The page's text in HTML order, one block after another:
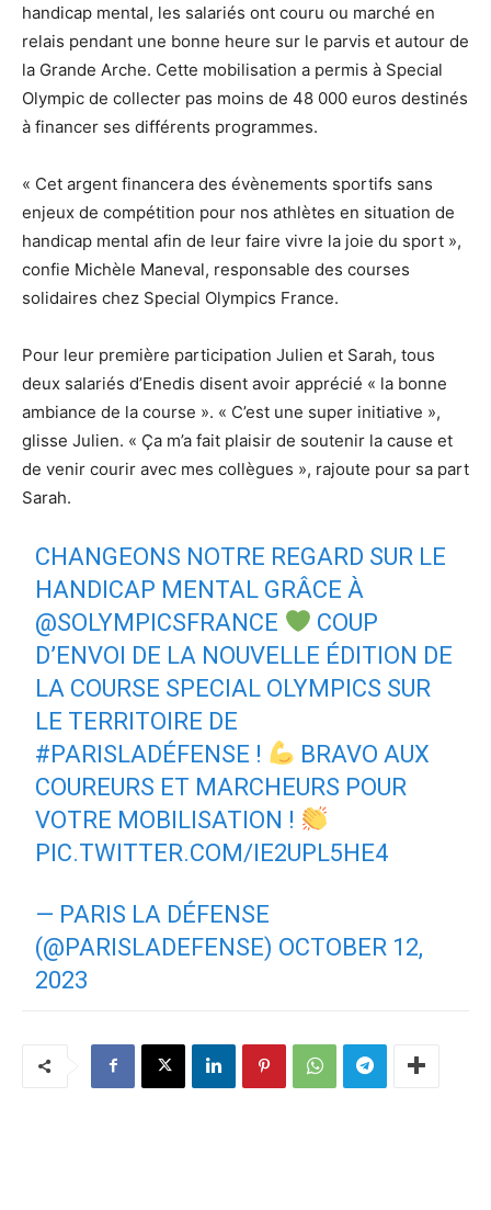
handicap mental, les salariés ont couru ou marché en
relais pendant une bonne heure sur le parvis et autour de
la Grande Arche. Cette mobilisation a permis à Special
Olympic de collecter pas moins de 48 000 euros destinés
à financer ses différents programmes.
« Cet argent financera des évènements sportifs sans
enjeux de compétition pour nos athlètes en situation de
handicap mental afin de leur faire vivre la joie du sport »,
confie Michèle Maneval, responsable des courses
solidaires chez Special Olympics France.
Pour leur première participation Julien et Sarah, tous
deux salariés d’Enedis disent avoir apprécié « la bonne
ambiance de la course ». « C’est une super initiative »,
glisse Julien. « Ça m’a fait plaisir de soutenir la cause et
de venir courir avec mes collègues », rajoute pour sa part
Sarah.
CHANGEONS NOTRE REGARD SUR LE
HANDICAP MENTAL GRÂCE À
@SOLYMPICSFRANCE
COUP
D’ENVOI DE LA NOUVELLE ÉDITION DE
LA COURSE SPECIAL OLYMPICS SUR
LE TERRITOIRE DE
#PARISLADÉFENSE !
BRAVO AUX
COUREURS ET MARCHEURS POUR
VOTRE MOBILISATION !
PIC.TWITTER.COM/IE2UPL5HE4
— PARIS LA DÉFENSE
(@PARISLADEFENSE) OCTOBER 12,
2023